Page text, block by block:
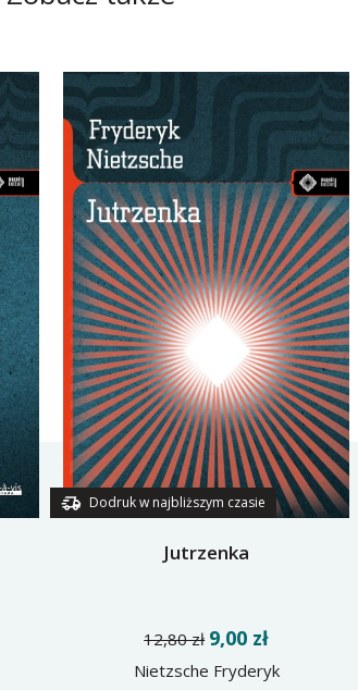
Dodruk w najbliższym czasie
Jutrzenka
12,80 zł 9,00 zł
Nietzsche Fryderyk